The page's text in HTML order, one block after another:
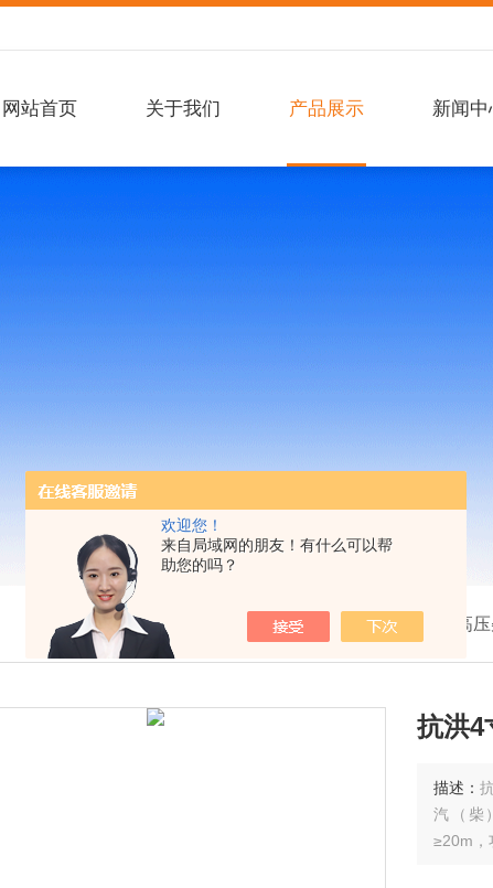
欢迎您！
来自局域网的朋友！有什么可以帮
助您的吗？
网站首页 关于我们 产品展示 新闻中
我的位置：首页 产品展示 高
抗洪4
描述：
汽（柴
≥20m，